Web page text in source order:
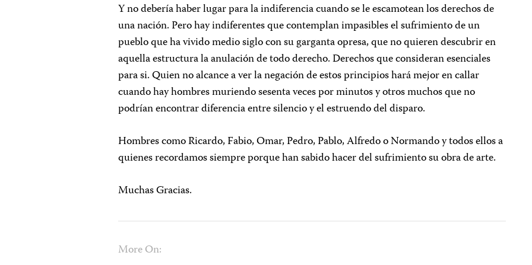
Y no debería haber lugar para la indiferencia cuando se le escamotean los derechos de
una nación. Pero hay indiferentes que contemplan impasibles el sufrimiento de un
pueblo que ha vivido medio siglo con su garganta opresa, que no quieren descubrir en
aquella estructura la anulación de todo derecho. Derechos que consideran esenciales
para si. Quien no alcance a ver la negación de estos principios hará mejor en callar
cuando hay hombres muriendo sesenta veces por minutos y otros muchos que no
podrían encontrar diferencia entre silencio y el estruendo del disparo.
Hombres como Ricardo, Fabio, Omar, Pedro, Pablo, Alfredo o Normando y todos ellos a
quienes recordamos siempre porque han sabido hacer del sufrimiento su obra de arte.
Muchas Gracias.
More On: